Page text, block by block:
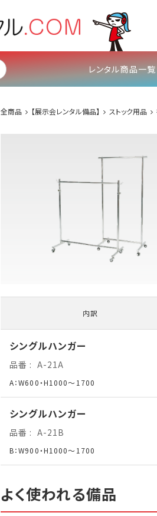
レンタル商品一覧
全商品 【展示会レンタル備品】 ストック用品
内訳
シングルハンガー
品番 A-21A
A：W600・H1000～1700
シングルハンガー
品番 A-21B
B：W900・H1000～1700
よく使われる備品